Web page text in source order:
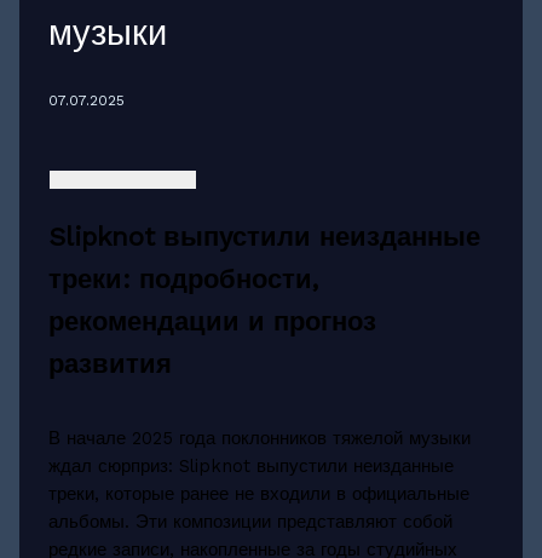
музыки
07.07.2025
Slipknot выпустили неизданные
треки: подробности,
рекомендации и прогноз
развития
В начале 2025 года поклонников тяжелой музыки
ждал сюрприз: Slipknot выпустили неизданные
треки, которые ранее не входили в официальные
альбомы. Эти композиции представляют собой
редкие записи, накопленные за годы студийных